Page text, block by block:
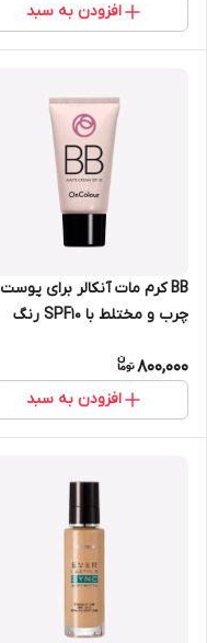
افزودن به سبد
BB کرم مات آنکالر برای پوست
چرب و مختلط با SPF10 رنگ
800,000
افزودن به سبد